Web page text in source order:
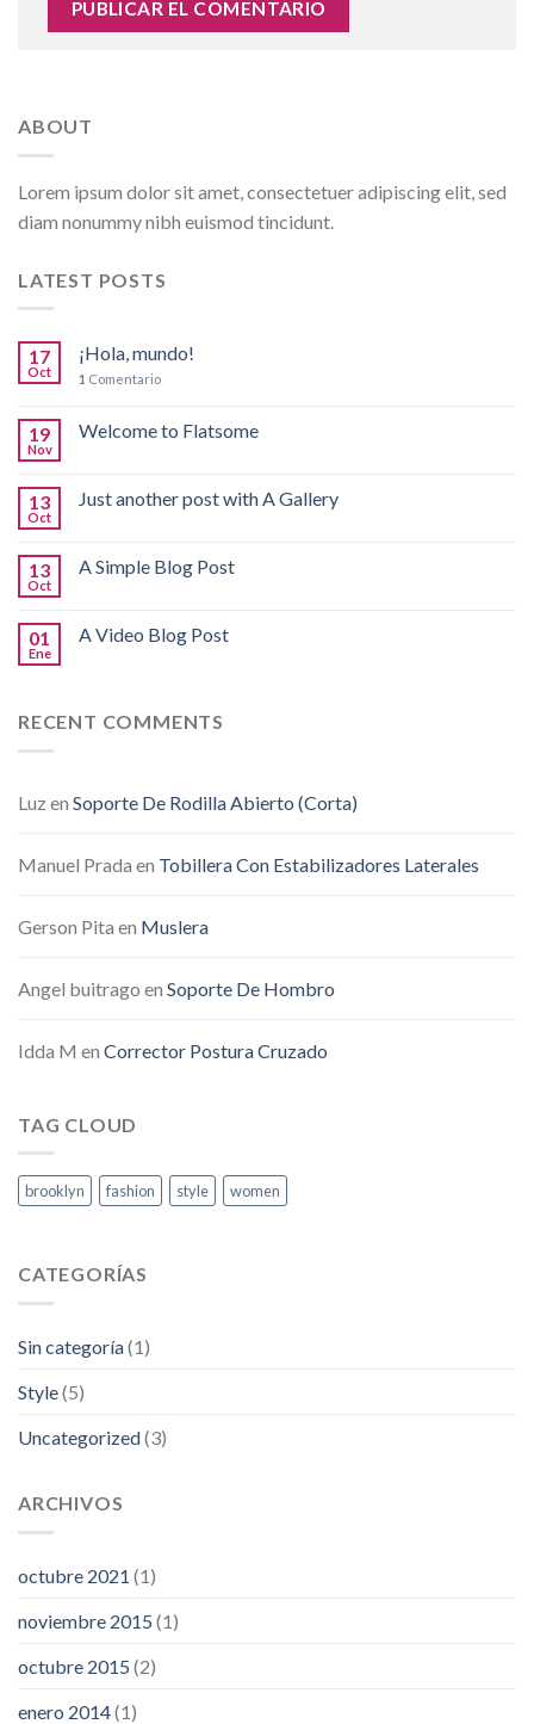
ABOUT
Lorem ipsum dolor sit amet, consectetuer adipiscing elit, sed
diam nonummy nibh euismod tincidunt.
LATEST POSTS
17
Oct
¡Hola, mundo!
1 Comentario
19
Nov
Welcome to Flatsome
13
Oct
Just another post with A Gallery
13
Oct
A Simple Blog Post
01
Ene
A Video Blog Post
RECENT COMMENTS
Luz en Soporte De Rodilla Abierto (Corta)
Manuel Prada en Tobillera Con Estabilizadores Laterales
Gerson Pita en Muslera
Angel buitrago en Soporte De Hombro
Idda M en Corrector Postura Cruzado
TAG CLOUD
brooklyn fashion style women
CATEGORÍAS
Sin categoría(1)
Style(5)
Uncategorized(3)
ARCHIVOS
octubre 2021 (1)
noviembre 2015 (1)
octubre 2015 (2)
enero 2014(1)